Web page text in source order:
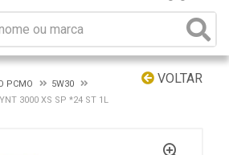
VOLTAR
PCMO
5W30
3000 XS SP *24 ST 1L